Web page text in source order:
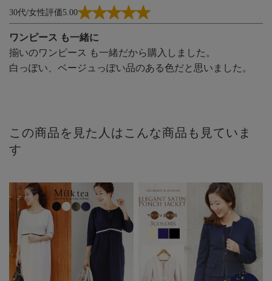
30代/女性評価5.00
ワンピース も一緒に
揃いのワンピース も一緒だから購入しました。
白っぽい、ベージュっぽい品のある色だと思いました。
この商品を見た人はこんな商品も見ていま
す